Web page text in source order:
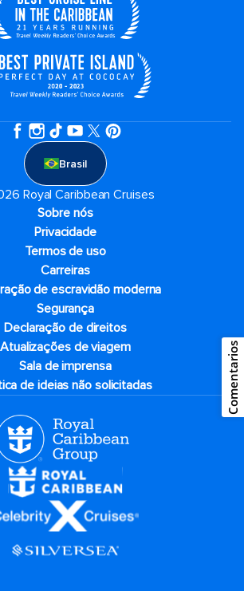
Brasil
Royal Caribbean Cruises
Sobre nós
Privacidade
Termos de uso
Carreiras
de escravidão moderna
Segurança
Declaração de direitos
Atualizações de viagem
Sala de imprensa
de ideias não solicitadas
Comentarios